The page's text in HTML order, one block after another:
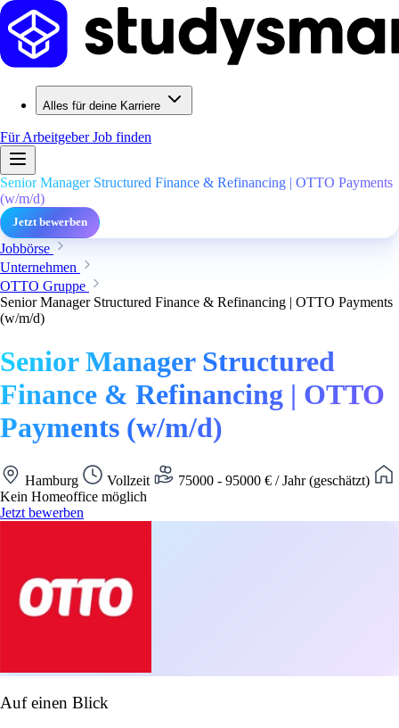
Alles für deine Karriere
Für ArbeitgeberJob finden
Senior Manager Structured Finance & Refinancing | OTTO Payments
(w/m/d)
Jetzt bewerben
Jobbörse
Unternehmen
OTTO Gruppe
Senior Manager Structured Finance & Refinancing | OTTO Payments
(w/m/d)
Senior Manager Structured
Finance & Refinancing | OTTO
Payments (w/m/d)
Hamburg Vollzeit
75000 - 95000 € / Jahr (geschätzt)
Kein Homeoffice möglich
Jetzt bewerben
Auf einen Blick